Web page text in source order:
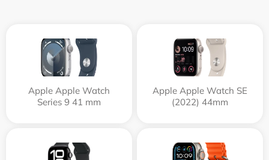
Apple Apple Watch
Series 9 41 mm
Apple Apple Watch SE
(2022) 44mm